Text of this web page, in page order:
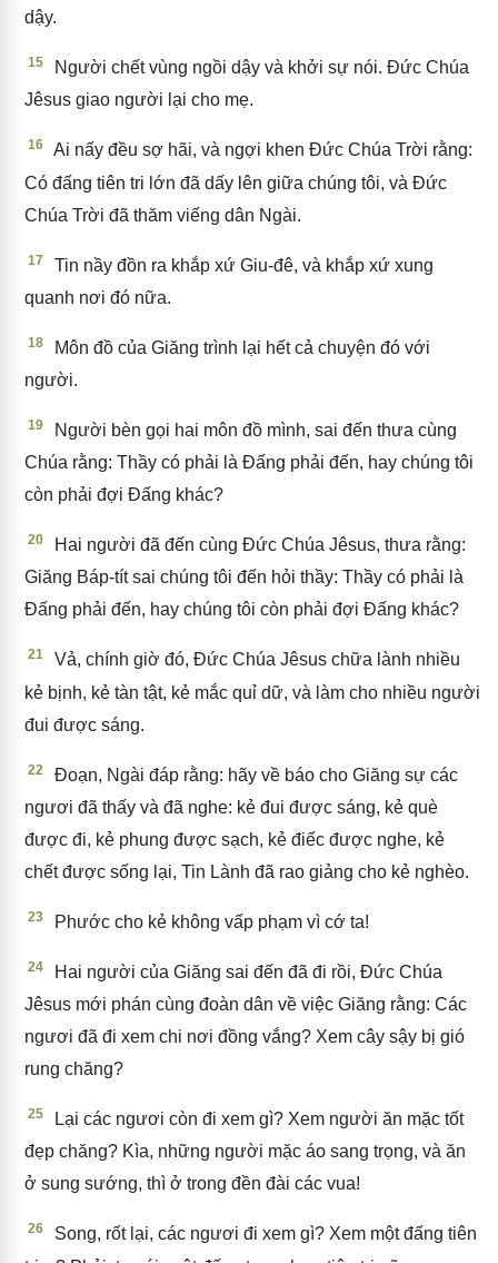
dậy.
15
Người chết vùng ngồi dậy và khởi sự nói. Đức Chúa
Jêsus giao người lại cho mẹ.
16
Ai nấy đều sợ hãi, và ngợi khen Đức Chúa Trời rằng:
Có đấng tiên tri lớn đã dấy lên giữa chúng tôi, và Đức
Chúa Trời đã thăm viếng dân Ngài.
17
Tin nầy đồn ra khắp xứ Giu-đê, và khắp xứ xung
quanh nơi đó nữa.
18
Môn đồ của Giăng trình lại hết cả chuyện đó với
người.
19
Người bèn gọi hai môn đồ mình, sai đến thưa cùng
Chúa rằng: Thầy có phải là Đấng phải đến, hay chúng tôi
còn phải đợi Đấng khác?
20
Hai người đã đến cùng Đức Chúa Jêsus, thưa rằng:
Giăng Báp-tít sai chúng tôi đến hỏi thầy: Thầy có phải là
Đấng phải đến, hay chúng tôi còn phải đợi Đấng khác?
21
Vả, chính giờ đó, Đức Chúa Jêsus chữa lành nhiều
kẻ bịnh, kẻ tàn tật, kẻ mắc quỉ dữ, và làm cho nhiều người
đui được sáng.
22
Đoạn, Ngài đáp rằng: hãy về báo cho Giăng sự các
ngươi đã thấy và đã nghe: kẻ đui được sáng, kẻ què
được đi, kẻ phung được sạch, kẻ điếc được nghe, kẻ
chết được sống lại, Tin Lành đã rao giảng cho kẻ nghèo.
23 Phước cho kẻ không vấp phạm vì cớ ta!
24
Hai người của Giăng sai đến đã đi rồi, Đức Chúa
Jêsus mới phán cùng đoàn dân về việc Giăng rằng: Các
ngươi đã đi xem chi nơi đồng vắng? Xem cây sậy bị gió
rung chăng?
25
Lại các ngươi còn đi xem gì? Xem người ăn mặc tốt
đẹp chăng? Kìa, những người mặc áo sang trọng, và ăn
ở sung sướng, thì ở trong đền đài các vua!
26
Song, rốt lại, các ngươi đi xem gì? Xem một đấng tiên